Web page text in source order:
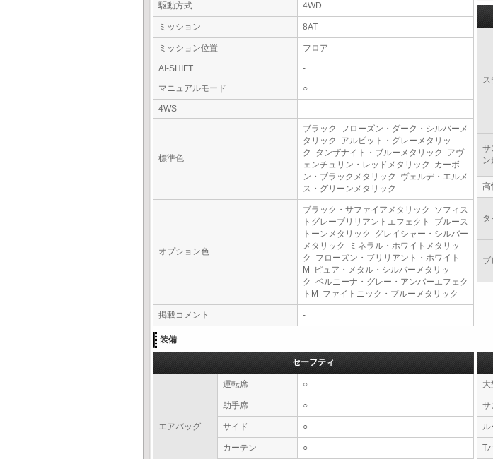
駆動方式 4WD
ミッション 8AT
ミッション位置 フロア
AI-SHIFT
-
マニュアルモード
○
4WS -
標準色
ブラック フローズン・ダーク・シルバーメ
タリック アルビット・グレーメタリッ
ク タンザナイト・ブルーメタリック アヴ
ェンチュリン・レッドメタリック カーボ
ン・ブラックメタリック ヴェルデ・エルメ
ス・グリーンメタリック
オプション色
ブラック・サファイアメタリック ソフィス
トグレーブリリアントエフェクト ブルース
トーンメタリック グレイシャー・シルバー
メタリック ミネラル・ホワイトメタリッ
ク フローズン・ブリリアント・ホワイト
M ピュア・メタル・シルバーメタリッ
ク ベルニーナ・グレー・アンバーエフェク
トM ファイトニック・ブルーメタリック
掲載コメント -
ス
サ
ン
高
タ
ブ
装備
セーフティ
エアバッグ
運転席 ○
助手席 ○
サイド ○
カーテン ○
大
サ
ル
T